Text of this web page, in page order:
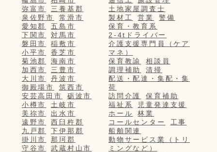
弥富市
三養基郡
泉佐野市
常滑市
愛知郡
五島市
下関市
対馬市
磐田市
稲敷市
小平市
香芝市
菊池郡
海南市
加西市
三豊市
大川市
丹波市
御殿場市
筑西市
安芸高田市
砺波市
小樽市
土岐市
美祢市
出水市
遠野市
西臼杵郡
九戸郡
下伊那郡
掛川市
那珂郡
守谷市
武蔵村山市
土地家屋調査士
製材工
営業
警備
保育・教育系
2-4tドライバー
介護支援専門員（ケア
マネ）
保育教諭
相談員
調理補助
清掃
配送・配達・集配・集
荷
訪問介護
保育補助
福祉系
児童発達支援
ホール
林業
コールセンター
工事
船舶関連
動物サービス業（トリ
ミングなど）